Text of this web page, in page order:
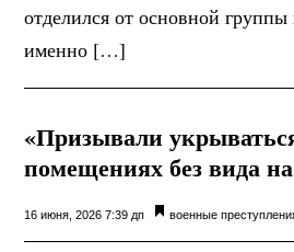
отделился от основной
именно […]
«Призывали
помещениях без вида
16 июня, 2026 7:39 дп военные